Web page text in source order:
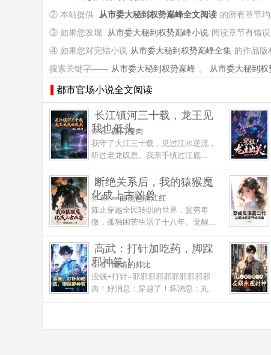
② 本站提供
从市委大秘到权势巅峰全文阅读 的所有章节
③ 如果您发现
从市委大秘到权势巅峰小说 阅读章节有错
④ 如果您对完结小说 从市委大秘到权势巅峰全集 的作品版
搜索关键字—— 从市委大秘到权势巅峰 、 从市委大秘到
都市官场小说全文阅读
长江镇河三十载，龙王见
我也低头
作者:西门瘦肉
我守了大江三十载，见过江水逆流，
听过老龙叹息。我亲手镇过江底...
断绝关系后，我的猿猴魔
化成上古凶兽
作者:一曲琵琶满江红
陈止穿越全民转职的世界，贫穷卑
微，孤独困苦生活了十八年。觉醒...
高武：打针加吃药，脚踩
邪神笑！
作者:懒惰的帅比
没钱+打针=邪邪邪邪邪邪邪邪邪邪
典！好消息：穿越了！坏消息：丸...